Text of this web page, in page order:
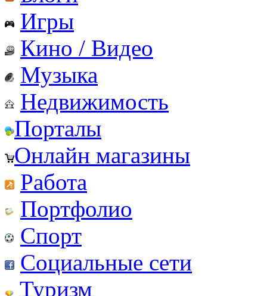
Игры
Кино / Видео
Музыка
Недвижимость
Порталы
Онлайн магазины
Работа
Портфолио
Спорт
Социальные сети
Туризм